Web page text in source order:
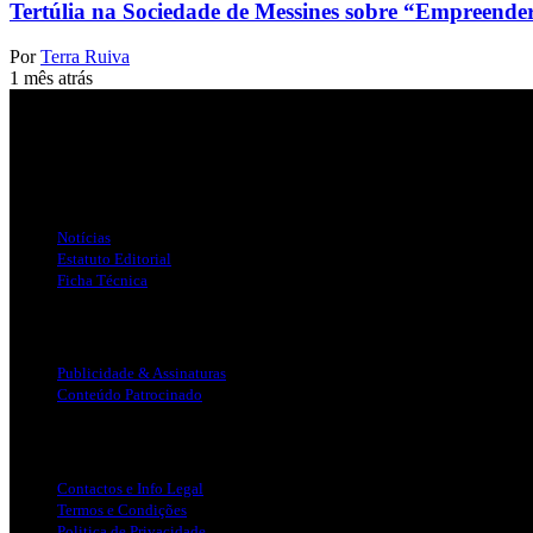
Tertúlia na Sociedade de Messines sobre
Por Terra Ruiva
1 mês atrás
Notícias
Estatuto Editorial
Ficha Técnica
Publicidade & Assinaturas
Conteúdo Patrocinado
Contactos e Info Legal
Termos e Condições